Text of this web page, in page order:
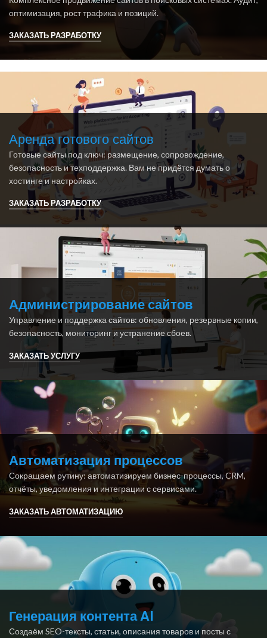
оптимизация, рост трафика и позиций.
ЗАКАЗАТЬ РАЗРАБОТКУ
Аренда готового сайтов
Готовые сайты под ключ: размещение, сопровождение,
безопасность и техподдержка. Вам не придётся думать о
хостинге и настройках.
ЗАКАЗАТЬ РАЗРАБОТКУ
Администрирование сайтов
Управление и поддержка сайтов: обновления, резервные копии,
безопасность, мониторинг и устранение сбоев.
ЗАКАЗАТЬ УСЛУГУ
Автоматизация процессов
Сокращаем рутину: автоматизируем бизнес-процессы, CRM,
отчёты, уведомления и интеграции с сервисами.
ЗАКАЗАТЬ АВТОМАТИЗАЦИЮ
Генерация контента AI
Создаём SEO-тексты, статьи, описания товаров и посты с